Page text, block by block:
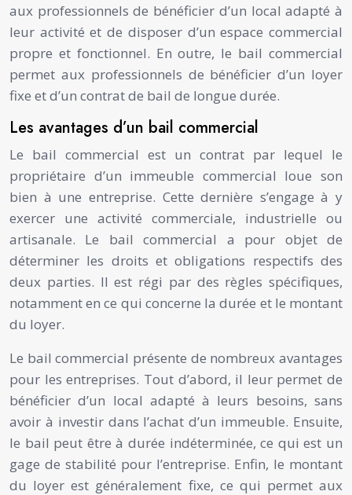
aux professionnels de bénéficier d’un local adapté à
leur activité et de disposer d’un espace commercial
propre et fonctionnel. En outre, le bail commercial
permet aux professionnels de bénéficier d’un loyer
fixe et d’un contrat de bail de longue durée.
Les avantages d’un bail commercial
Le bail commercial est un contrat par lequel le
propriétaire d’un immeuble commercial loue son
bien à une entreprise. Cette dernière s’engage à y
exercer une activité commerciale, industrielle ou
artisanale. Le bail commercial a pour objet de
déterminer les droits et obligations respectifs des
deux parties. Il est régi par des règles spécifiques,
notamment en ce qui concerne la durée et le montant
du loyer.
Le bail commercial présente de nombreux avantages
pour les entreprises. Tout d’abord, il leur permet de
bénéficier d’un local adapté à leurs besoins, sans
avoir à investir dans l’achat d’un immeuble. Ensuite,
le bail peut être à durée indéterminée, ce qui est un
gage de stabilité pour l’entreprise. Enfin, le montant
du loyer est généralement fixe, ce qui permet aux